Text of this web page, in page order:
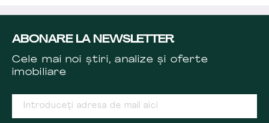
ABONARE LA NEWSLETTER
Cele mai noi știri, analize și oferte
imobiliare